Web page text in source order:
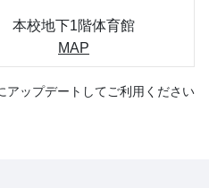
本校地下1階体育館
MAP
アップデートしてご利用ください